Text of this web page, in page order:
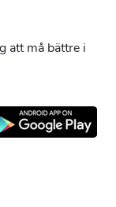
att må bättre i